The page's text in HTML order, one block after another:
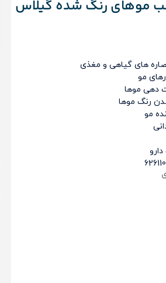
موهای رنگ شده گیلاس
های گیاهی و مغذی
مو
دهی موها
رنگ موها
مو